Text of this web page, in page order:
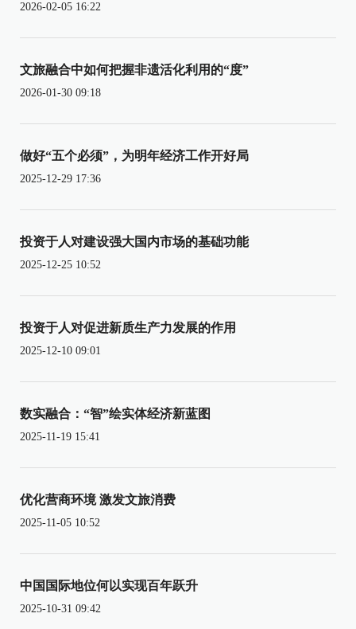
2026-02-05 16:22
文旅融合中如何把握非遗活化利用的“度”
2026-01-30 09:18
做好“五个必须”，为明年经济工作开好局
2025-12-29 17:36
投资于人对建设强大国内市场的基础功能
2025-12-25 10:52
投资于人对促进新质生产力发展的作用
2025-12-10 09:01
数实融合：“智”绘实体经济新蓝图
2025-11-19 15:41
优化营商环境 激发文旅消费
2025-11-05 10:52
中国国际地位何以实现百年跃升
2025-10-31 09:42